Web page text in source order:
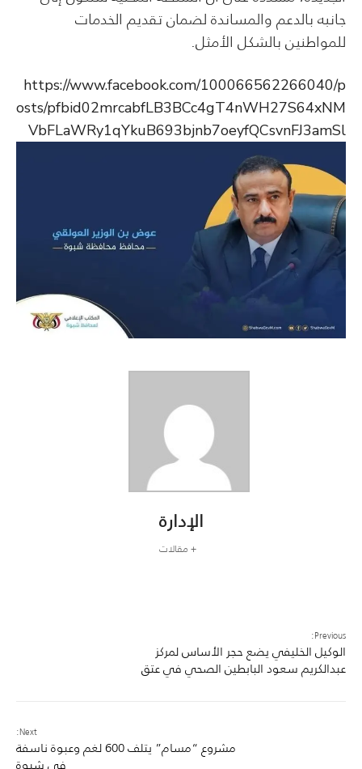
جانبه بالدعم والمساندة لضمان تقديم الخدمات
للمواطنين بالشكل الأمثل.
https://www.facebook.com/100066562266040/p
osts/pfbid02mrcabfLB3BCc4gT4nWH27S64xNM
VbFLaWRy1qYkuB693bjnb7oeyfQCsvnFJ3amSl
الإدارة
+ مقالات
Previous:
الوكيل الخليفي يضع حجر الأساس لمركز
عبدالكريم سعود البابطين الصحي في عتق
Next:
مشروع “مسام” يتلف 600 لغم وعبوة ناسفة
في شبوة